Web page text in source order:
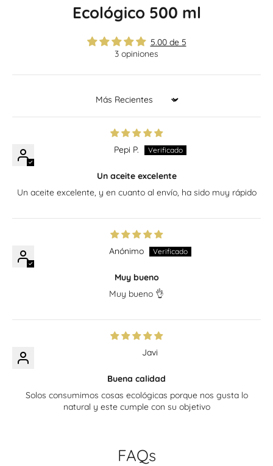
Ecológico 500 ml
5.00 de 5
3 opiniones
Sort by
Pepi P.
Un aceite excelente
Un aceite excelente, y en cuanto al envío, ha sido muy rápido
Anónimo
Muy bueno
Muy bueno 👌
Javi
Buena calidad
Solos consumimos cosas ecológicas porque nos gusta lo
natural y este cumple con su objetivo
FAQs